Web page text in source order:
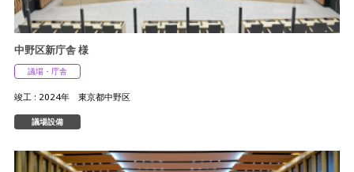
中野区新庁舎 様
議場・庁舎
竣工 : 2024年 東京都中野区
議場設備